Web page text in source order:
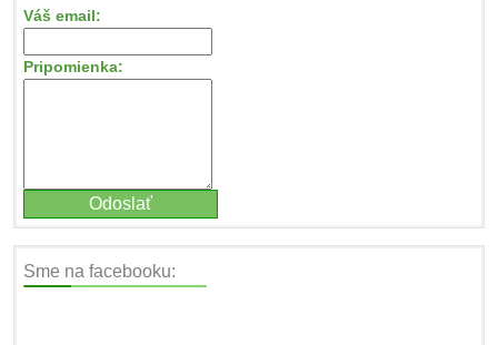
Váš email:
Pripomienka:
Sme na facebooku: